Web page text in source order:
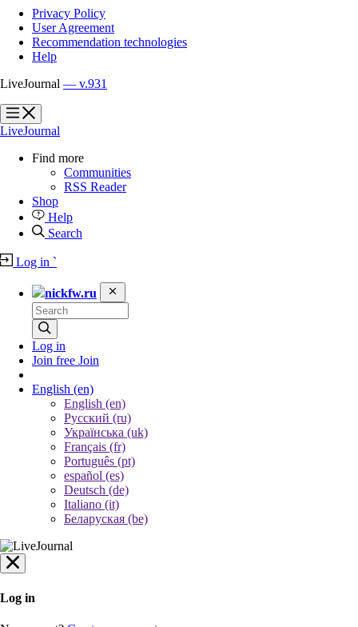
Privacy Policy
User Agreement
Recommendation technologies
Help
LiveJournal — v.931
?
?
LiveJournal
Find more
Communities
RSS Reader
Shop
Help
Search
Log in `
nickfw.ru
Log in
Join free Join
English (en)
English (en)
Русский (ru)
Українська (uk)
Français (fr)
Português (pt)
español (es)
Deutsch (de)
Italiano (it)
Беларуская (be)
Log in